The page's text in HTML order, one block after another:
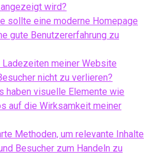
wird?
sollte eine moderne Homepage
gute Benutzererfahrung zu
Ladezeiten meiner Website
nicht zu verlieren?
haben visuelle Elemente wie
auf die Wirksamkeit meiner
Methoden, um relevante Inhalte
Besucher zum Handeln zu